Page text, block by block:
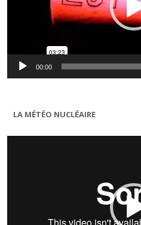
00:00
LA MÉTÉO NUCLÉAIRE
Lecteur